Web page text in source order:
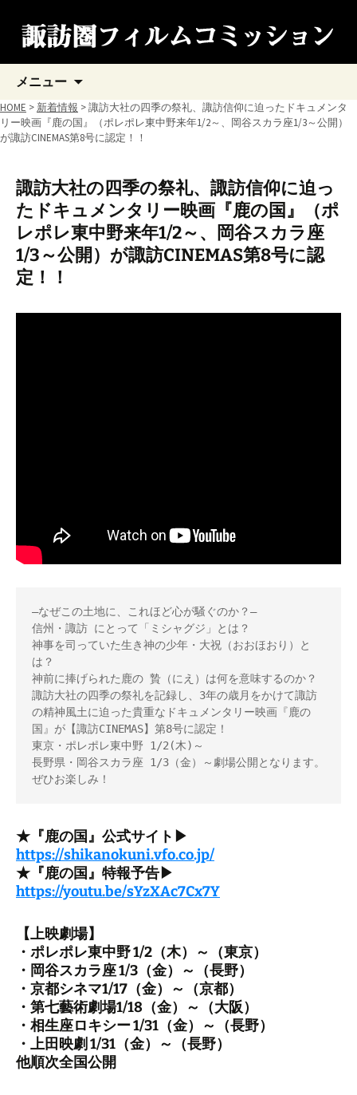
メニュー
テ
ン
ツ
へ
ッ
プ
HOME > 新着情報 > 諏訪大社の四季の祭礼、諏訪信仰に迫ったドキュメンタ
リー映画『鹿の国』（ポレポレ東中野来年1/2～、岡谷スカラ座1/3～公開）
が諏訪CINEMAS第8号に認定！！
諏訪大社の四季の祭礼、諏訪信仰に迫っ
たドキュメンタリー映画『鹿の国』（ポ
レポレ東中野来年1/2～、岡谷スカラ座
1/3～公開）が諏訪CINEMAS第8号に認
定！！
―なぜこの土地に、これほど心が騒ぐのか？―
信州・諏訪 にとって「ミシャグジ」とは？
神事を司っていた生き神の少年・大祝（おおほおり）と
は？
神前に捧げられた鹿の 贄（にえ）は何を意味するのか？
諏訪大社の四季の祭礼を記録し、3年の歳月をかけて諏訪
の精神風土に迫った貴重なドキュメンタリー映画『鹿の
国』が【諏訪CINEMAS】第8号に認定！
東京・ポレポレ東中野 1/2(木)～
長野県・岡谷スカラ座 1/3（金）～劇場公開となります。
ぜひお楽しみ！
★『鹿の国』公式サイト▶
https://shikanokuni.vfo.co.jp/
★『鹿の国』特報予告▶
https://youtu.be/sYzXAc7Cx7Y
【上映劇場】
・ポレポレ東中野 1/2（木）～（東京）
・岡谷スカラ座 1/3（金）～（長野）
・京都シネマ1/17（金）～（京都）
・第七藝術劇場1/18（金）～（大阪）
・相生座ロキシー 1/31（金）～（長野）
・上田映劇 1/31（金）～（長野）
他順次全国公開